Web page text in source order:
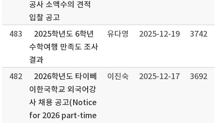
공사 소액수의 견적
입찰 공고
483
2025학년도 6학년
수학여행 만족도 조사
결과
유다영 2025-12-19 3742
482
2026학년도 타이뻬
이한국학교 외국어강
사 채용 공고(Notice
for 2026 part-time
이진숙 2025-12-17 3692